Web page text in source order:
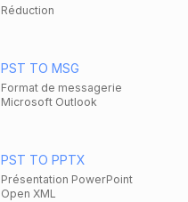
Réduction
PST TO MSG
Format de messagerie
Microsoft Outlook
PST TO PPTX
Présentation PowerPoint
Open XML